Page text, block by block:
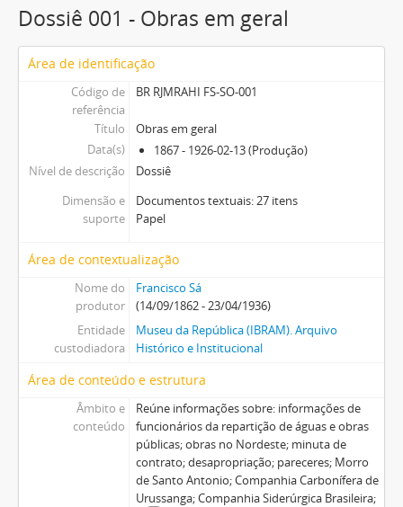
Dossiê 001 - Obras em geral
Área de identificação
Código de
referência
BR RJMRAHI FS-SO-001
Título
Obras em geral
Data(s)
1867 - 1926-02-13 (Produção)
Nível de descrição
Dossiê
Dimensão e
suporte
Documentos textuais: 27 itens
Papel
Área de contextualização
Nome do
produtor
Francisco Sá
(14/09/1862 - 23/04/1936)
Entidade
custodiadora
Museu da República (IBRAM). Arquivo
Histórico e Institucional
Área de conteúdo e estrutura
Âmbito e
conteúdo
Reúne informações sobre: informações de
funcionários da repartição de águas e obras
públicas; obras no Nordeste; minuta de
contrato; desapropriação; pareceres; Morro
de Santo Antonio; Companhia Carbonífera de
Urussanga; Companhia Siderúrgica Brasileira;